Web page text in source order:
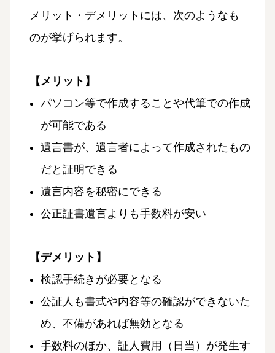
メリット・デメリットには、次のようなも
のが挙げられます。
【メリット】
パソコン等で作成することや代筆での作成
が可能である
遺言書が、遺言者によって作成されたもの
だと証明できる
遺言内容を秘密にできる
公正証書遺言よりも手数料が安い
【デメリット】
検認手続きが必要となる
公証人も書式や内容等の確認ができないた
め、不備があれば無効となる
手数料のほか、証人費用（日当）が発生す